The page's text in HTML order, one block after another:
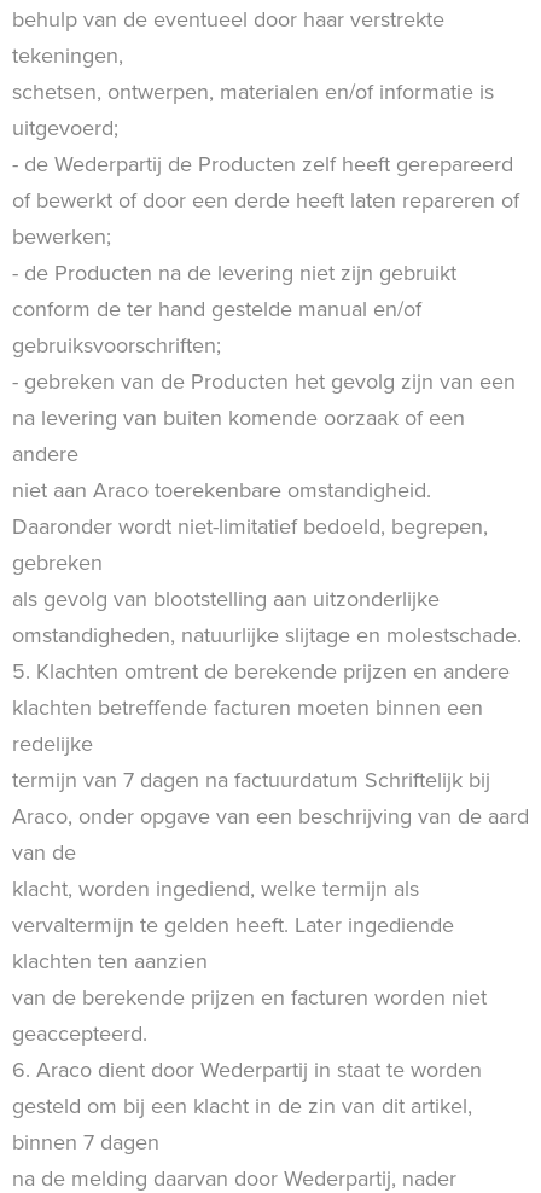
behulp van de eventueel door haar verstrekte
tekeningen,
schetsen, ontwerpen, materialen en/of informatie is
uitgevoerd;
- de Wederpartij de Producten zelf heeft gerepareerd
of bewerkt of door een derde heeft laten repareren of
bewerken;
- de Producten na de levering niet zijn gebruikt
conform de ter hand gestelde manual en/of
gebruiksvoorschriften;
- gebreken van de Producten het gevolg zijn van een
na levering van buiten komende oorzaak of een
andere
niet aan Araco toerekenbare omstandigheid.
Daaronder wordt niet-limitatief bedoeld, begrepen,
gebreken
als gevolg van blootstelling aan uitzonderlijke
omstandigheden, natuurlijke slijtage en molestschade.
5. Klachten omtrent de berekende prijzen en andere
klachten betreffende facturen moeten binnen een
redelijke
termijn van 7 dagen na factuurdatum Schriftelijk bij
Araco, onder opgave van een beschrijving van de aard
van de
klacht, worden ingediend, welke termijn als
vervaltermijn te gelden heeft. Later ingediende
klachten ten aanzien
van de berekende prijzen en facturen worden niet
geaccepteerd.
6. Araco dient door Wederpartij in staat te worden
gesteld om bij een klacht in de zin van dit artikel,
binnen 7 dagen
na de melding daarvan door Wederpartij, nader